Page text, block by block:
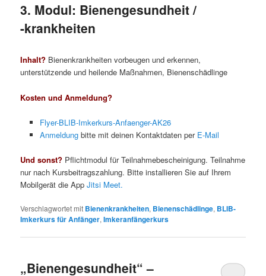
3. Modul: Bienengesundheit /
-krankheiten
Inhalt? Bienenkrankheiten vorbeugen und erkennen,
unterstützende und heilende Maßnahmen, Bienenschädlinge
Kosten und Anmeldung?
Flyer-BLIB-Imkerkurs-Anfaenger-AK26
Anmeldungbitte mit deinen Kontaktdaten per E-Mail
Und sonst? Pflichtmodul für Teilnahmebescheinigung. Teilnahme
nur nach Kursbeitragszahlung. Bitte installieren Sie auf Ihrem
Mobilgerät die AppJitsi Meet.
Verschlagwortet mit Bienenkrankheiten, Bienenschädlinge, BLIB-
Imkerkurs für Anfänger,Imkeranfängerkurs
„Bienengesundheit“ –